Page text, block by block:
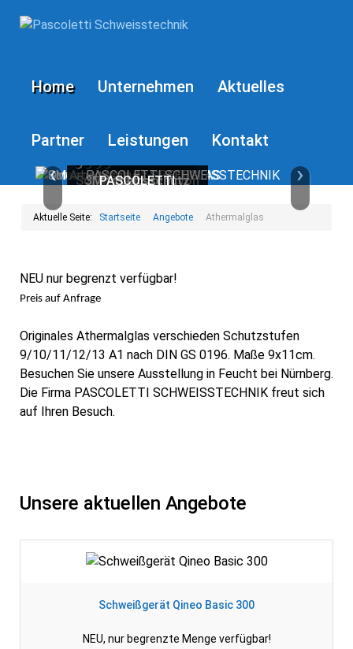
Home Unternehmen Aktuelles
Partner Leistungen Kontakt
PASCOLETTI
Qineo von CLOOS
Die neue Generation von
Schweissroboter von
3M Arbeitsschutz
›
‹
Aktuelle Seite: Startseite Angebote Athermalglas
NEU nur begrenzt verfügbar!
Preis auf Anfrage
Originales Athermalglas verschieden Schutzstufen
9/10/11/12/13 A1 nach DIN GS 0196. Maße 9x11cm.
Besuchen Sie unsere Ausstellung in Feucht bei Nürnberg.
Die Firma PASCOLETTI SCHWEISSTECHNIK freut sich
auf Ihren Besuch.
Unsere aktuellen Angebote
Schweißgerät Qineo Basic 300
NEU, nur begrenzte Menge verfügbar!